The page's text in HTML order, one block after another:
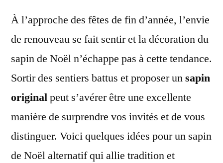
À l’approche des fêtes de fin d’année, l’envie
de renouveau se fait sentir et la décoration du
sapin de Noël n’échappe pas à cette tendance.
Sortir des sentiers battus et proposer unsapin
originalpeut s’avérer être une excellente
manière de surprendre vos invités et de vous
distinguer. Voici quelques idées pour un sapin
de Noël alternatif qui allie tradition et